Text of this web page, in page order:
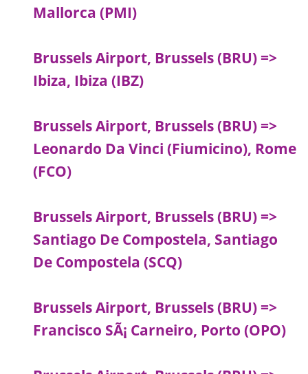
Mallorca (PMI)
Brussels Airport, Brussels (BRU) =>
Ibiza, Ibiza (IBZ)
Brussels Airport, Brussels (BRU) =>
Leonardo Da Vinci (Fiumicino), Rome
(FCO)
Brussels Airport, Brussels (BRU) =>
Santiago De Compostela, Santiago
De Compostela (SCQ)
Brussels Airport, Brussels (BRU) =>
Francisco SÃ¡ Carneiro, Porto (OPO)